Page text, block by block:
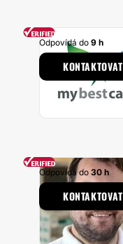
Odpovídá do 9 h
KONTAKTOVAT
Odpovídá do 30 h
KONTAKTOVAT